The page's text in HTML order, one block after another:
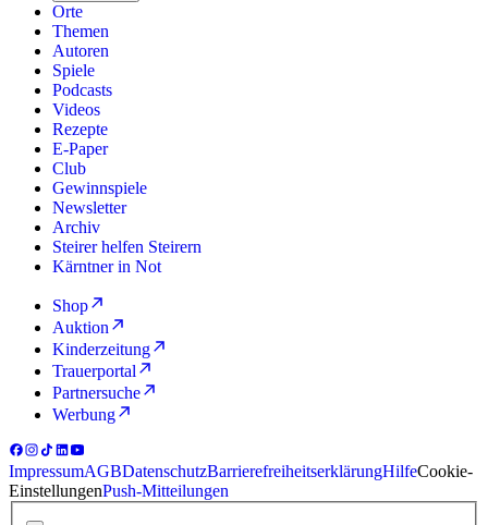
Orte
Themen
Autoren
Spiele
Podcasts
Videos
Rezepte
E-Paper
Club
Gewinnspiele
Newsletter
Archiv
Steirer helfen Steirern
Kärntner in Not
Shop
Auktion
Kinderzeitung
Trauerportal
Partnersuche
Werbung
ImpressumAGBDatenschutzBarrierefreiheitserklärungHilfeCookie-
EinstellungenPush-Mitteilungen